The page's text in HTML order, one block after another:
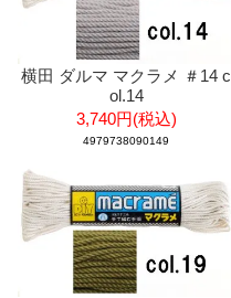
横田 ダルマ マクラメ ＃14 c
ol.14
3,740円(税込)
4979738090149